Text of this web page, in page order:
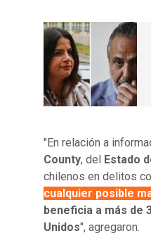
"En relación a
County, del Estado
chilenos en delitos
cualquier posible
beneficia a más de
Unidos", agregaron.